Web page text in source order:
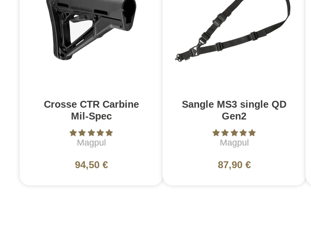
Crosse CTR Carbine
Mil-Spec
Magpul
94,50 €
Sangle MS3 single QD
Gen2
Magpul
87,90 €